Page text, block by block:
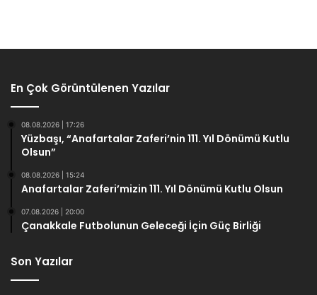
En Çok Görüntülenen Yazılar
08.08.2026 | 17:26
Yüzbaşı, “Anafartalar Zaferi’nin 111. Yıl Dönümü Kutlu
Olsun”
08.08.2026 | 15:24
Anafartalar Zaferi’mizin 111. Yıl Dönümü Kutlu Olsun
07.08.2026 | 20:00
Çanakkale Futbolunun Geleceği İçin Güç Birliği
Son Yazılar